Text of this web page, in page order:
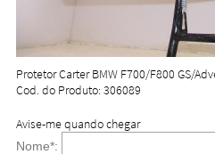
Protetor Carter BMW F700/F800 GS/
Cod. do Produto: 306089
Avise-me quando chegar
Nome*: